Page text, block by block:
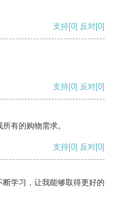
支持[0] 反对[0]
支持[0] 反对[0]
有的购物需求。
支持[0] 反对[0]
学习，让我能够取得更好的